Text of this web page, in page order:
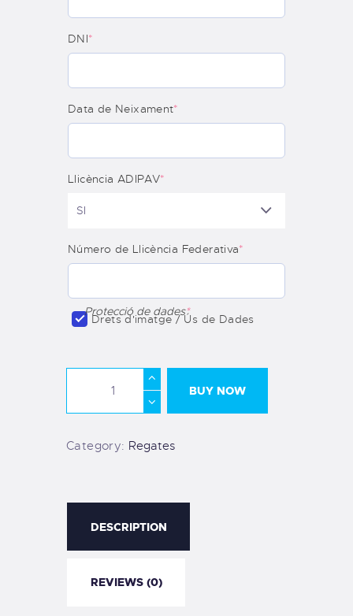
DNI*
Data de Neixament*
Llicència ADIPAV*
Número de Llicència Federativa*
Protecció de dades*
Drets d'imatge / Ús de Dades
BUY NOW
Category: Regates
DESCRIPTION
REVIEWS (0)